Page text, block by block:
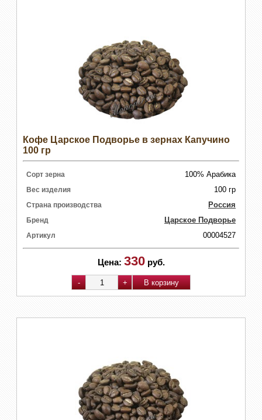
Кофе Царское Подворье в зернах Капучино
100 гр
Сорт зерна 100% Арабика
Вес изделия 100 гр
Страна производства Россия
Бренд Царское Подворье
Артикул 00004527
Цена: 330 руб.